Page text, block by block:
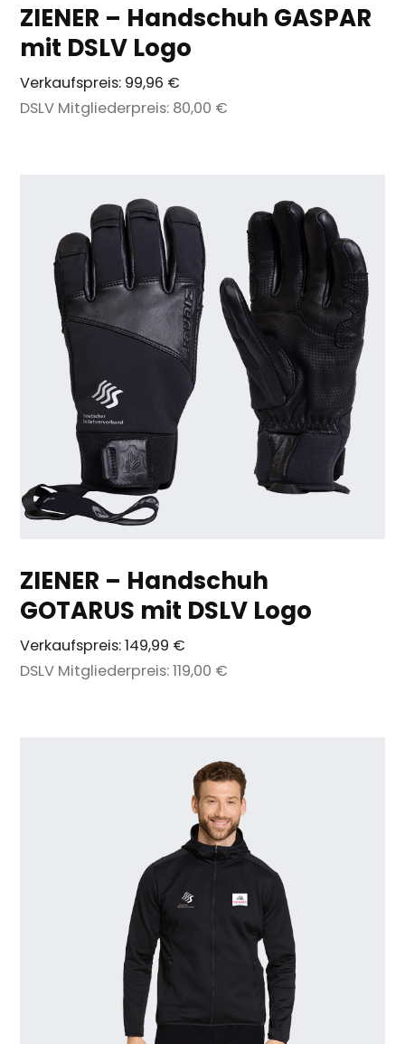
ZIENER – Handschuh GASPAR
mit DSLV Logo
Verkaufspreis: 99,96 €
DSLV Mitgliederpreis: 80,00 €
ZIENER – Handschuh
GOTARUS mit DSLV Logo
Verkaufspreis:149,99 €
DSLV Mitgliederpreis:119,00 €